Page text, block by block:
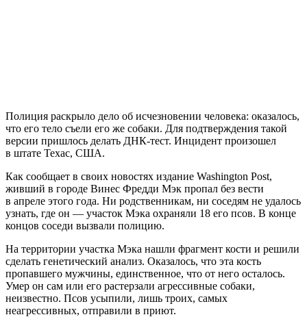
Полиция раскрыло дело об исчезновении человека: оказалось,
что его тело съели его же собаки. Для подтверждения такой
версии пришлось делать ДНК-тест. Инцидент произошел
в штате Техас, США.
Как сообщает в своих новостях издание Washington Post,
живший в городе Винес Фредди Мэк пропал без вести
в апреле этого года. Ни родственникам, ни соседям не удалось
узнать, где он — участок Мэка охраняли 18 его псов. В конце
концов соседи вызвали полицию.
На территории участка Мэка нашли фрагмент кости и решили
сделать генетический анализ. Оказалось, что эта кость
пропавшего мужчины, единственное, что от него осталось.
Умер он сам или его растерзали агрессивные собаки,
неизвестно. Псов усыпили, лишь троих, самых
неагрессивных, отправили в приют.